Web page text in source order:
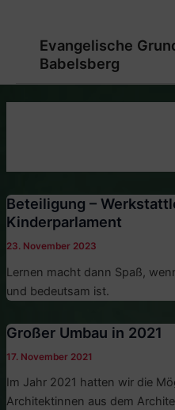
springenEvangelische
Babelsberg
Beteiligung –
Kinderparlament
23. November 2023
Lernen macht dann Spaß,
und bedeutsam ist.
Großer Umbau in 2021
17. November 2021
Im Jahr 2021 hatten wir die
Architektinnen aus dem